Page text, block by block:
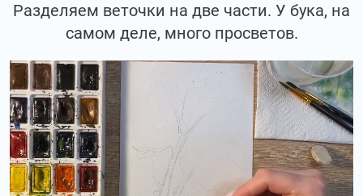
Разделяем веточки на две части. У бука, на
самом деле, много просветов.